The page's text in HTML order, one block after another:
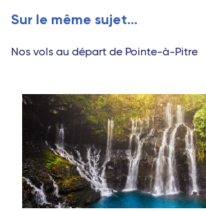
Sur le même sujet...
Nos vols au départ de Pointe-à-Pitre